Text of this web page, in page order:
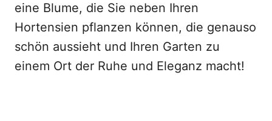
eine Blume, die Sie neben Ihren
Hortensien pflanzen können, die genauso
schön aussieht und Ihren Garten zu
einem Ort der Ruhe und Eleganz macht!